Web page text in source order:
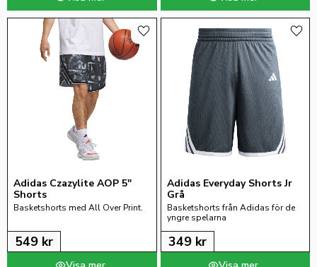
Adidas Czazylite AOP 5"
Shorts
Basketshorts med All Over Print.
549 kr
Lägg till i favoriter
Adidas Everyday Shorts Jr
Grå
Basketshorts från Adidas för de
yngre spelarna
349kr